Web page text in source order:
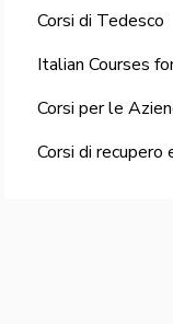
Corsi di Tedesco
Italian Courses
Corsi per le
Corsi di